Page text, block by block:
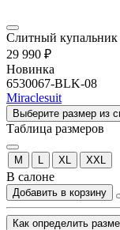
Слитный купальник
29 990 ₽
Новинка
6530067-BLK-08
Miraclesuit
Выберите размер из
Таблица размеров
M XL XXL
В салоне
Добавить в корзину
Как определить